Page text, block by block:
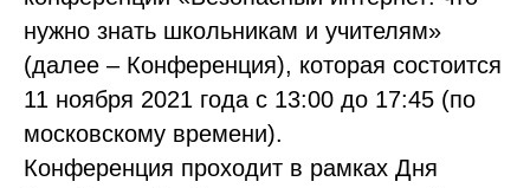
нужно знать школьникам и учителям»
(далее – Конференция), которая состоится
11 ноября 2021 года с 13:00 до 17:45 (по
московскому времени).
Конференция проходит в рамках Дня